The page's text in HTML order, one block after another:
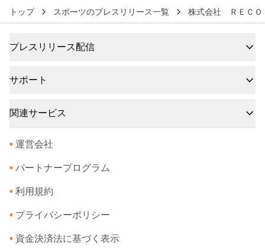
トップ スポーツのプレスリリース一覧 株式会社 ＲＥＣＯ
プレスリリース配信
サポート
関連サービス
• 運営会社
• パートナープログラム
• 利用規約
• プライバシーポリシー
• 資金決済法に基づく表示